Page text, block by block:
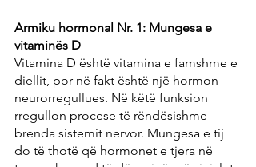
Armiku hormonal Nr. 1: Mungesa e
vitaminës D
Vitamina D është vitamina e famshme e
diellit, por në fakt është një hormon
neurorregullues. Në këtë funksion
rregullon procese të rëndësishme
brenda sistemit nervor. Mungesa e tij
do të thotë që hormonet e tjera në